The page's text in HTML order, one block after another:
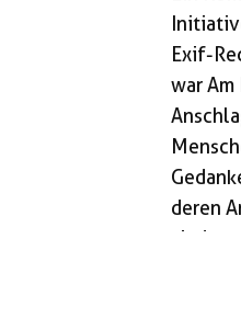
Exif-
war
deren
sind